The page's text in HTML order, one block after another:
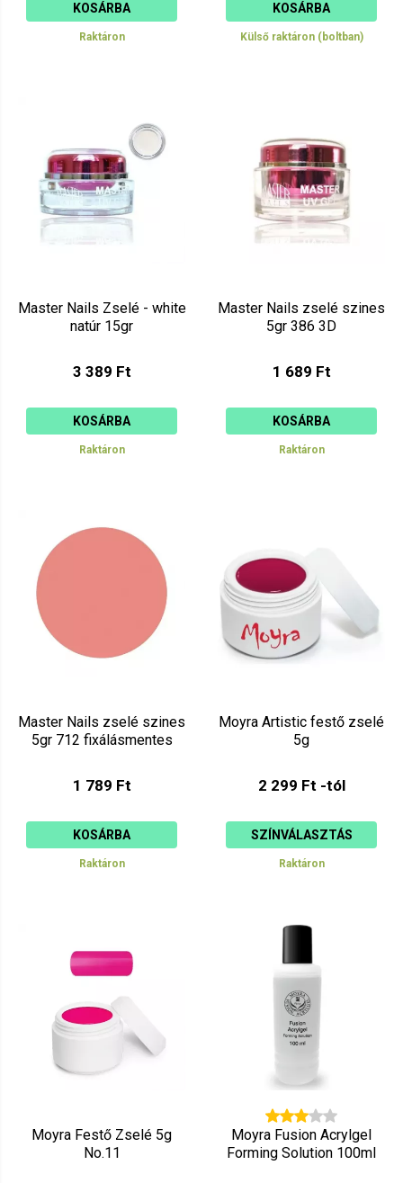
KOSÁRBA
Raktáron
KOSÁRBA
Külső raktáron (boltban)
Master Nails Zselé - white
natúr 15gr
3 389 Ft
KOSÁRBA
Raktáron
Master Nails zselé szines
5gr 386 3D
1 689 Ft
KOSÁRBA
Raktáron
Master Nails zselé szines
5gr 712 fixálásmentes
1 789 Ft
KOSÁRBA
Raktáron
Moyra Artistic festő zselé
5g
2 299 Ft -tól
SZÍNVÁLASZTÁS
Raktáron
Moyra Festő Zselé 5g
No.11
Moyra Fusion Acrylgel
Forming Solution 100ml